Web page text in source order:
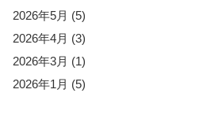
2026年5月 (5)
2026年4月 (3)
2026年3月 (1)
2026年1月 (5)